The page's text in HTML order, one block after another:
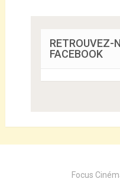
RETROUVEZ-
FACEBOOK
Focus